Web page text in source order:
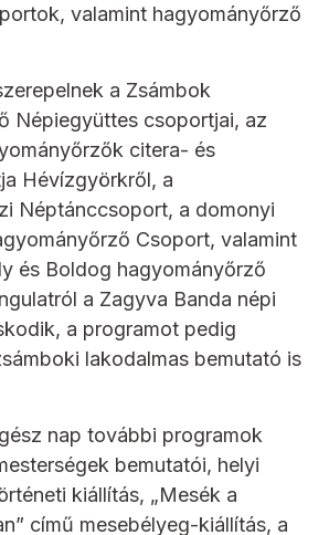
valamint hagyományőrző
a Zsámbok
Népiegyüttes csoportjai, az
citera- és
Hévízgyörkről, a
Néptánccsoport, a domonyi
Csoport, valamint
és Boldog hagyományőrző
a Zagyva Banda népi
a programot pedig
lakodalmas bemutató is
nap további programok
bemutatói, helyi
kiállítás, „Mesék a
című mesebélyeg-kiállítás, a